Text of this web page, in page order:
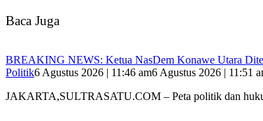
Baca Juga
BREAKING NEWS: Ketua NasDem Konawe Utara
Politik6 Agustus 2026 | 11:46 am6 Agustus 2026 | 11:51
JAKARTA,SULTRASATU.COM – Peta politik dan